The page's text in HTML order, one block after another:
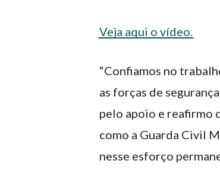
Veja aqui o vídeo.
“Confiamos no
as forças de
pelo apoio e reafirmo
como a Guarda Civil
nesse esforço